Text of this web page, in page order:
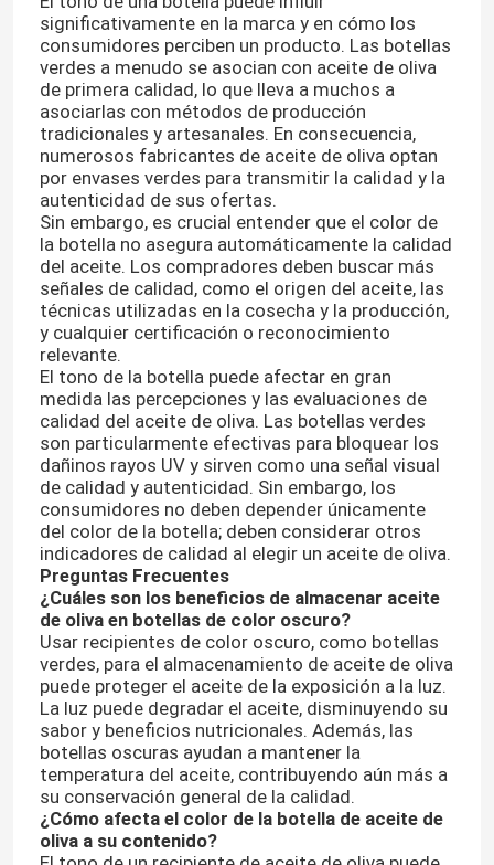
Visita a la fábrica
Control de Calidad
Contacto
Solicitar una cotización
Botellas de vidrio
tarros de cristal
Tazas de vidrio
Capa de botella del frasco
Artículos de vidrio para el hogar
significativamente en la marca y en cómo los
consumidores perciben un producto. Las botellas
verdes a menudo se asocian con aceite de oliva
de primera calidad, lo que lleva a muchos a
asociarlas con métodos de producción
tradicionales y artesanales. En consecuencia,
numerosos fabricantes de aceite de oliva optan
por envases verdes para transmitir la calidad y la
autenticidad de sus ofertas.
Sin embargo, es crucial entender que el color de
la botella no asegura automáticamente la calidad
del aceite. Los compradores deben buscar más
señales de calidad, como el origen del aceite, las
técnicas utilizadas en la cosecha y la producción,
y cualquier certificación o reconocimiento
relevante.
El tono de la botella puede afectar en gran
medida las percepciones y las evaluaciones de
calidad del aceite de oliva. Las botellas verdes
son particularmente efectivas para bloquear los
dañinos rayos UV y sirven como una señal visual
de calidad y autenticidad. Sin embargo, los
consumidores no deben depender únicamente
del color de la botella; deben considerar otros
indicadores de calidad al elegir un aceite de oliva.
Preguntas Frecuentes
¿Cuáles son los beneficios de almacenar aceite
de oliva en botellas de color oscuro?
Usar recipientes de color oscuro, como botellas
verdes, para el almacenamiento de aceite de oliva
puede proteger el aceite de la exposición a la luz.
La luz puede degradar el aceite, disminuyendo su
sabor y beneficios nutricionales. Además, las
botellas oscuras ayudan a mantener la
temperatura del aceite, contribuyendo aún más a
su conservación general de la calidad.
¿Cómo afecta el color de la botella de aceite de
oliva a su contenido?